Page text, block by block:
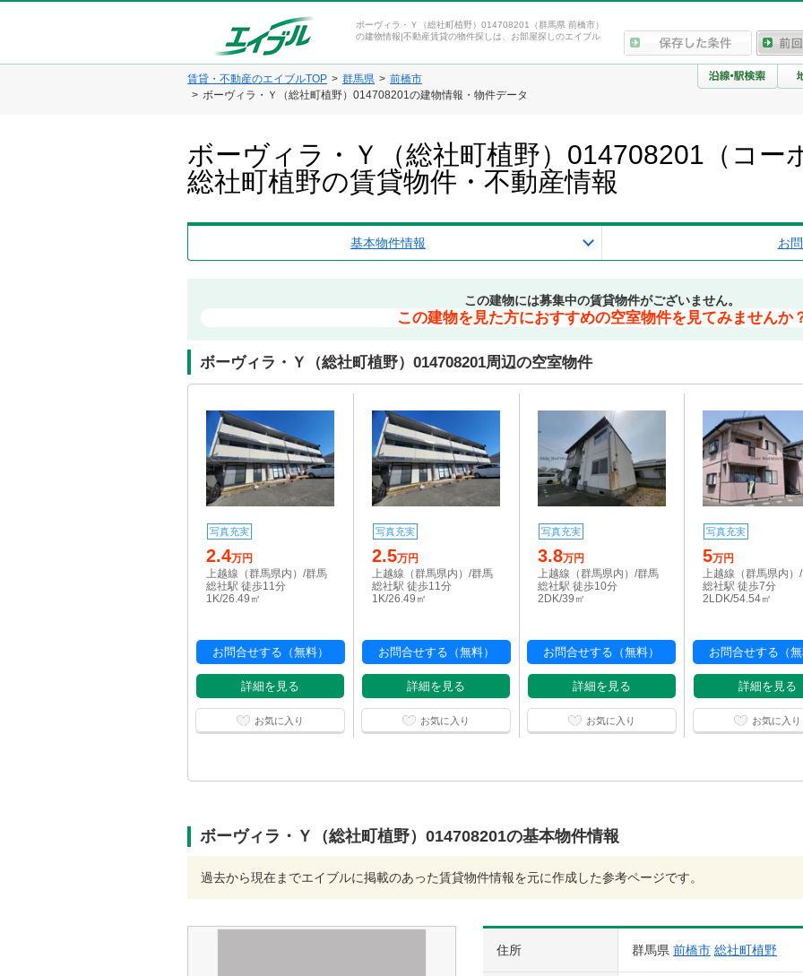
ボーヴィラ・Ｙ（総社町植野）014708201（群馬県 前橋市）
の建物情報|不動産賃貸の物件探しは、お部屋探しのエイブル
賃貸・不動産のエイブルTOP 群馬県
前橋市
ボーヴィラ・Ｙ（総社町植野）014708201の建物情報・物件データ
ボーヴィラ・Ｙ（総社町植野）014708201（コー
総社町植野の賃貸物件・不動産情報
基本物件情報 お
この建物には募集中の賃貸物件がございません。
この建物を見た方におすすめの空室物件を見てみませんか
ボーヴィラ・Ｙ（総社町植野）014708201周辺の空室物件
写真充実
2.4万円
上越線（群馬県内）/群馬
総社駅 徒歩11分
1K/26.49㎡
お問合せする（無料）
詳細を見る
お気に入り
写真充実
2.5万円
上越線（群馬県内）/群馬
総社駅 徒歩11分
1K/26.49㎡
お問合せする（無料）
詳細を見る
お気に入り
写真充実
3.8万円
上越線（群馬県内）/群馬
総社駅 徒歩10分
2DK/39㎡
お問合せする（無料）
詳細を見る
お気に入り
写真充実
5万円
上越線（群馬県内）
総社駅 徒歩7分
2LDK/54.54㎡
お問合せする（無
詳細を見る
お気に入り
ボーヴィラ・Ｙ（総社町植野）014708201の基本物件情報
過去から現在までエイブルに掲載のあった賃貸物件情報を元に作成した参考ページです。
住所 群馬県 前橋市 総社町植野